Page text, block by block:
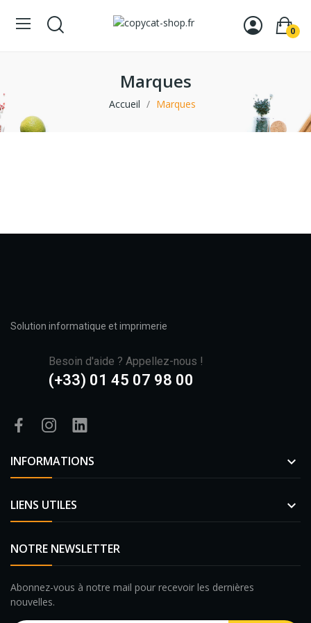
0
Marques
Accueil Marques
Solution informatique et imprimerie
Besoin d'aide ? Appellez-nous !
(+33) 01 45 07 98 00
INFORMATIONS 
LIENS UTILES 
NOTRE NEWSLETTER
Abonnez-vous à notre mail pour recevoir les dernières
nouvelles.